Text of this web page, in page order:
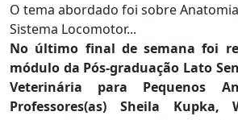
O tema abordado foi sobre
Sistema Locomotor...
No último final de semana foi
módulo da Pós-graduação Lato
Veterinária para Pequenos
Professores(as) Sheila Kupka,